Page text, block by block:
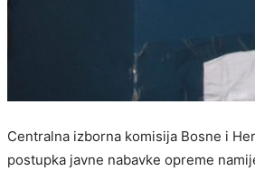
Centralna izborna komisija Bosne i
postupka javne nabavke opreme